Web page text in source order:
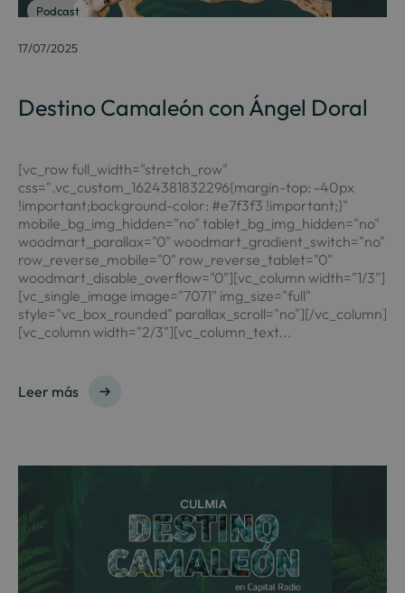
Podcast
17/07/2025
Destino Camaleón con Ángel Doral
[vc_row full_width="stretch_row"
css=".vc_custom_1624381832296{margin-top: -40px
!important;background-color: #e7f3f3 !important;}"
mobile_bg_img_hidden="no" tablet_bg_img_hidden="no"
woodmart_parallax="0" woodmart_gradient_switch="no"
row_reverse_mobile="0" row_reverse_tablet="0"
woodmart_disable_overflow="0"][vc_column width="1/3"]
[vc_single_image image="7071" img_size="full"
style="vc_box_rounded" parallax_scroll="no"][/vc_column]
[vc_column width="2/3"][vc_column_text...
Leer más